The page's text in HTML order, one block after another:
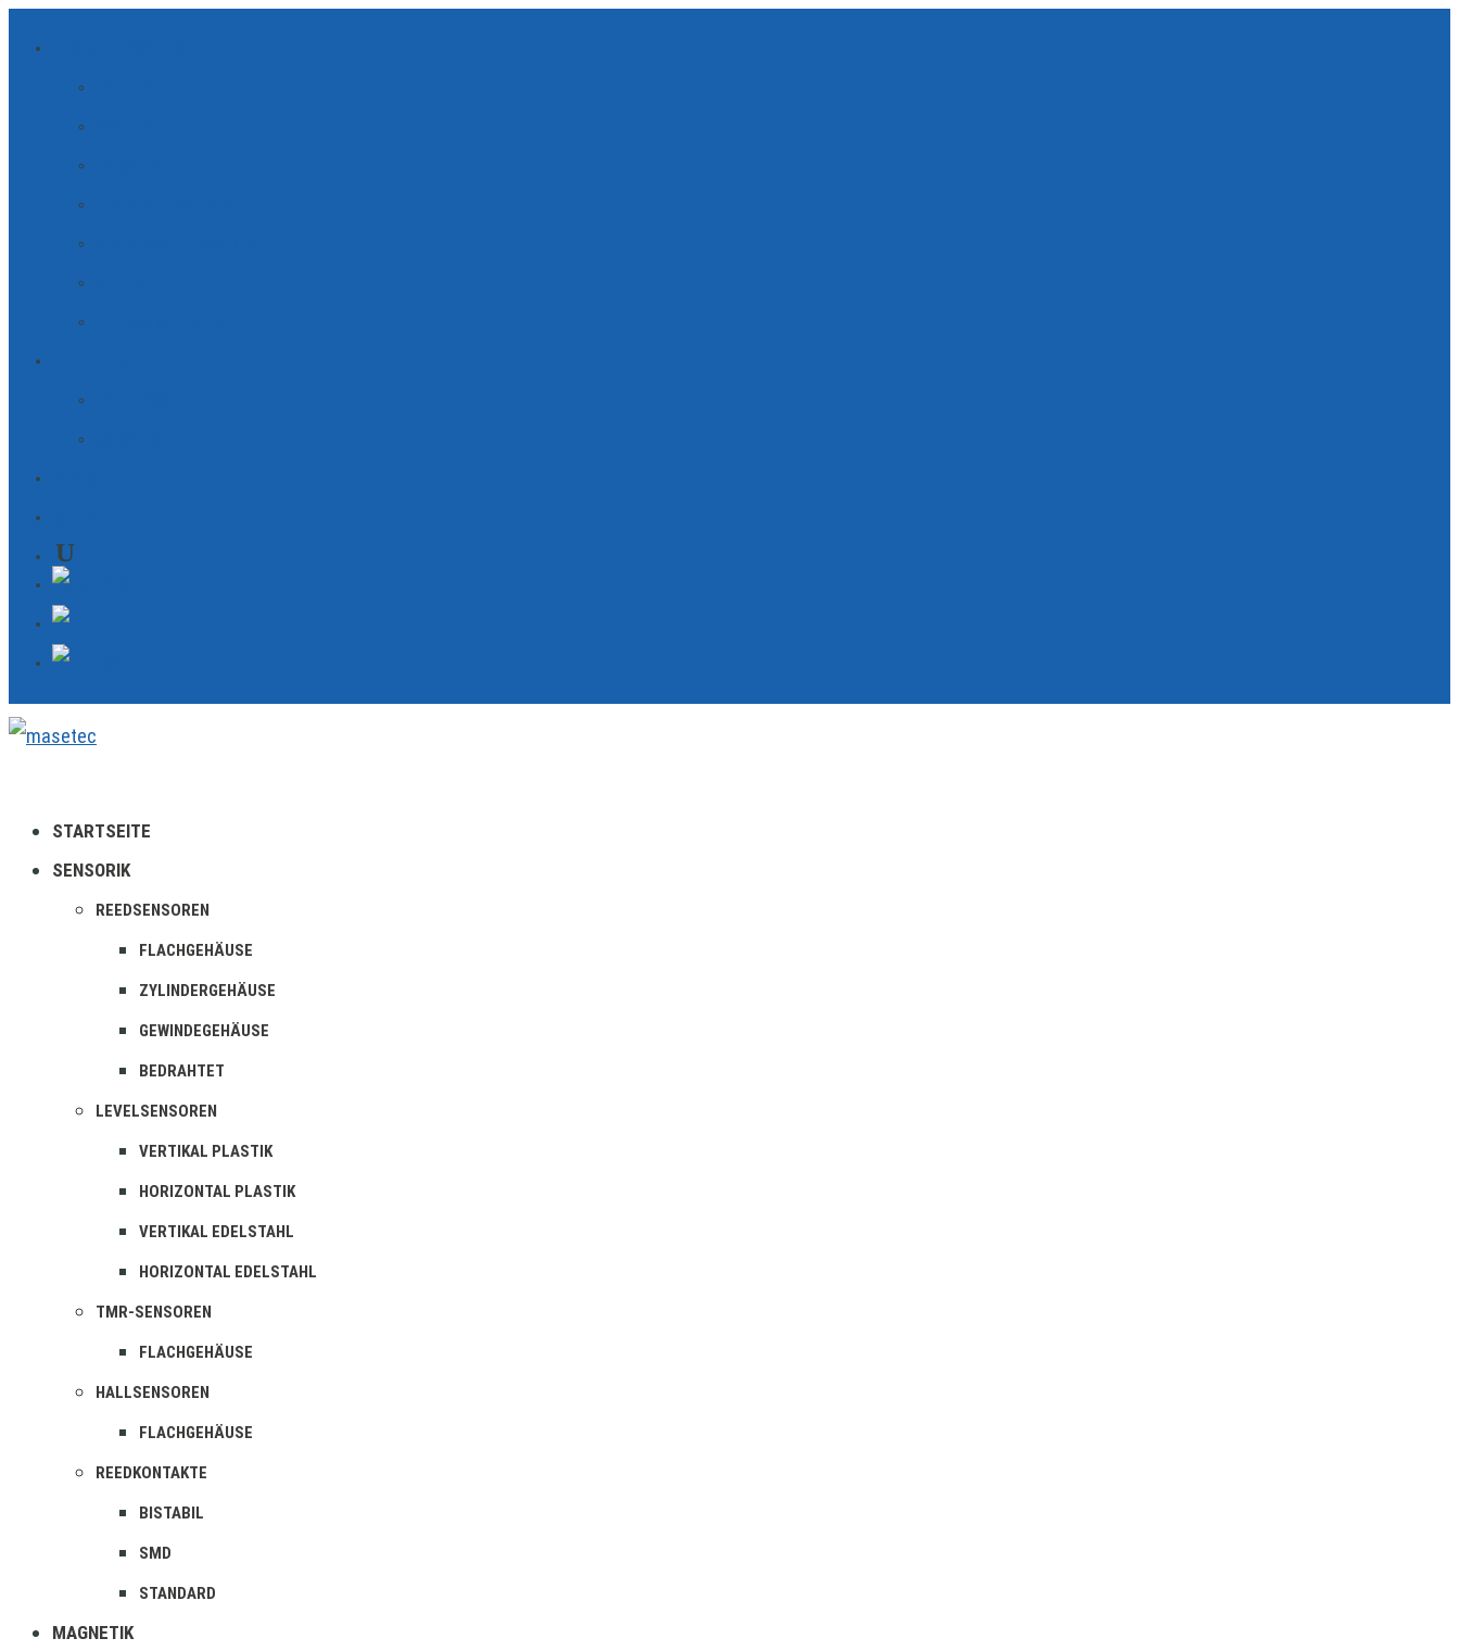
STARTSEITE
SENSORIK
REEDSENSOREN
FLACHGEHÄUSE
ZYLINDERGEHÄUSE
GEWINDEGEHÄUSE
BEDRAHTET
LEVELSENSOREN
VERTIKAL PLASTIK
HORIZONTAL PLASTIK
VERTIKAL EDELSTAHL
HORIZONTAL EDELSTAHL
TMR-SENSOREN
FLACHGEHÄUSE
HALLSENSOREN
FLACHGEHÄUSE
REEDKONTAKTE
BISTABIL
SMD
STANDARD
MAGNETIK